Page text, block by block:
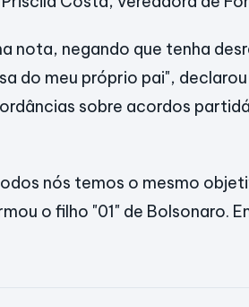
nota, negando que tenha
do meu próprio pai",
sobre acordos
nós temos o mesmo
o filho "01" de Bolsonaro.